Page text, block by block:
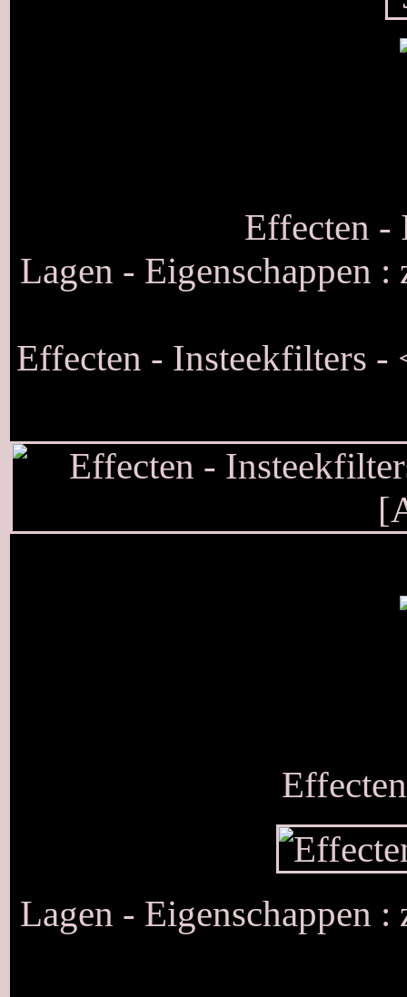
Effecten -
Lagen - Eigenschappen
Effecten - Insteekfilters
Lagen - Eigenschappen :